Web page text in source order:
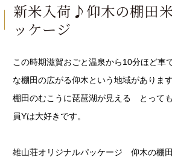
新米入荷♪仰木の棚田
ッケージ
この時期滋賀おごと温泉から10分ほど車
な棚田の広がる仰木という地域があります
棚田のむこうに琵琶湖が見える とって
員Yは大好きです。
雄山荘オリジナルパッケージ 仰木の棚